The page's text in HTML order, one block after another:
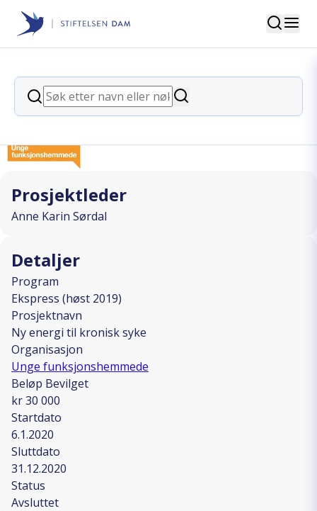
Stiftelsen Dam
Søk
Søk
Søk
back
Ny energi til kronisk syke
Prosjektleder
Anne Karin Sørdal
Detaljer
Program
Ekspress (høst 2019)
Prosjektnavn
Ny energi til kronisk syke
Organisasjon
Unge funksjonshemmede
Beløp Bevilget
kr 30 000
Startdato
6.1.2020
Sluttdato
31.12.2020
Status
Avsluttet